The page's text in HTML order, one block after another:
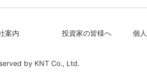
案内 投資家の皆様へ 個
by KNT Co., Ltd.